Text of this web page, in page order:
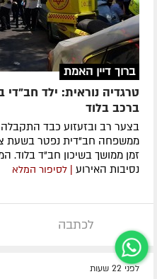
ברוך דיין האמת
ברכב בלוד
ממשפחה חב"דית נפטר בשעת
זמן ממושך בשיכון חב"ד
נסיבות האירוע | לסיפור המלא
לכתבה
לפני 22 שעות